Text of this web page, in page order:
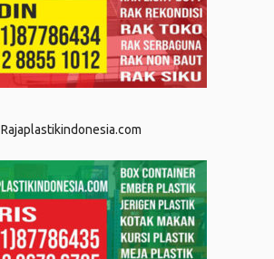
Rajaplastikindonesia.com